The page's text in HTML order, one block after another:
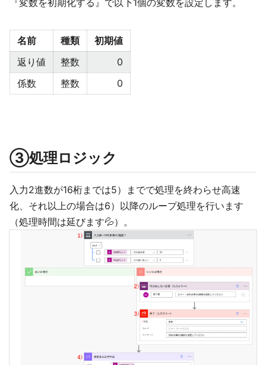
『変数を初期化する』で以下1個の変数を設定します。
名前 種類
初期値
返り値
整数
0
係数
整数 0
③処理ロジック
入力2進数が16桁までは5）までで処理を終わらせ高速
化、それ以上の場合は6）以降のループ処理を行います
（処理時間は延びます💦）。